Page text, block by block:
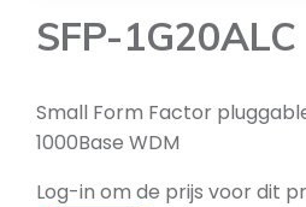
SFP-1G20ALC
Small Form Factor
1000Base WDM
Log-in om de prijs voor dit